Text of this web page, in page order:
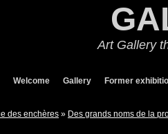
Art Gallery
Welcome Gallery Former
des enchères » Des grands noms de la